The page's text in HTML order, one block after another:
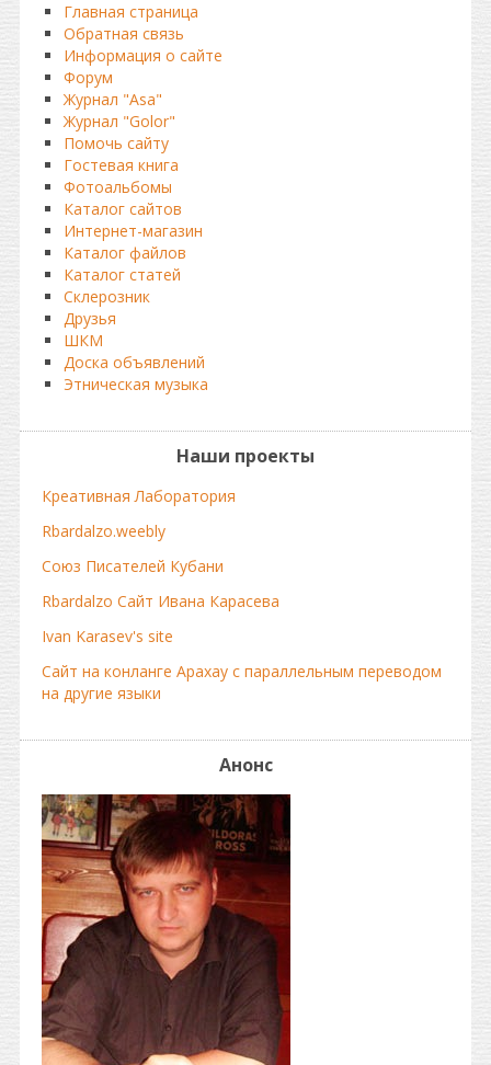
Главная страница
Обратная связь
Информация о сайте
Форум
Журнал "Asa"
Журнал "Golor"
Помочь сайту
Гостевая книга
Фотоальбомы
Каталог сайтов
Интернет-магазин
Каталог файлов
Каталог статей
Склерозник
Друзья
ШКМ
Доска объявлений
Этническая музыка
Наши проекты
Креативная Лаборатория
Rbardalzo.weebly
Союз Писателей Кубани
Rbardalzo Сайт Ивана Карасева
Ivan Karasev's site
Сайт на конланге Арахау с параллельным переводом
на другие языки
Анонс